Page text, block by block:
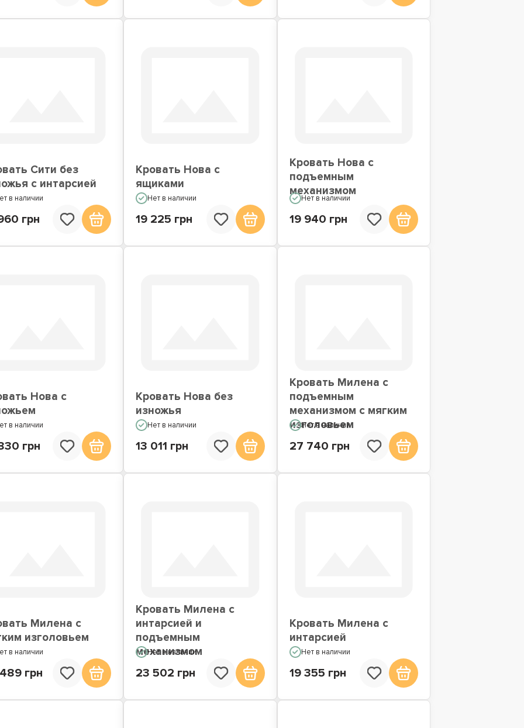
Сити без
с интарсией
в наличии
грн
Кровать Нова с
ящиками
Нет в наличии
19 225 грн
Кровать Нова с
подъемным
механизмом
Нет в наличии
19 940 грн
Нова с
в наличии
грн
Кровать Нова без
изножья
Нет в наличии
13 011 грн
Кровать Милена с
подъемным
механизмом с мягким
изголовьем
Нет в наличии
27 740 грн
Милена с
изголовьем
в наличии
грн
Кровать Милена с
интарсией и
подъемным
механизмом
Нет в наличии
23 502 грн
Кровать Милена с
интарсией
Нет в наличии
19 355 грн